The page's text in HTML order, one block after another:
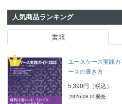
人気商品ランキング
書籍
ユースケース実践
ースの書き方
5,390円（税込）
2026.08.05発売